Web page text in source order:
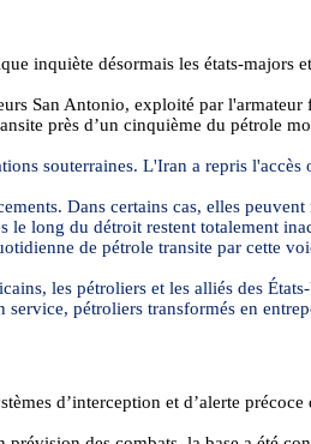
inquiète désormais les états-majors
San Antonio, exploité par
près d’un cinquième du pétrole
souterraines. L'Iran a repris l'accès
Dans certains cas, elles
le long du détroit restent totalement
de pétrole transite par cette
les pétroliers et les alliés des
pétroliers transformés en
d’interception et d’alerte